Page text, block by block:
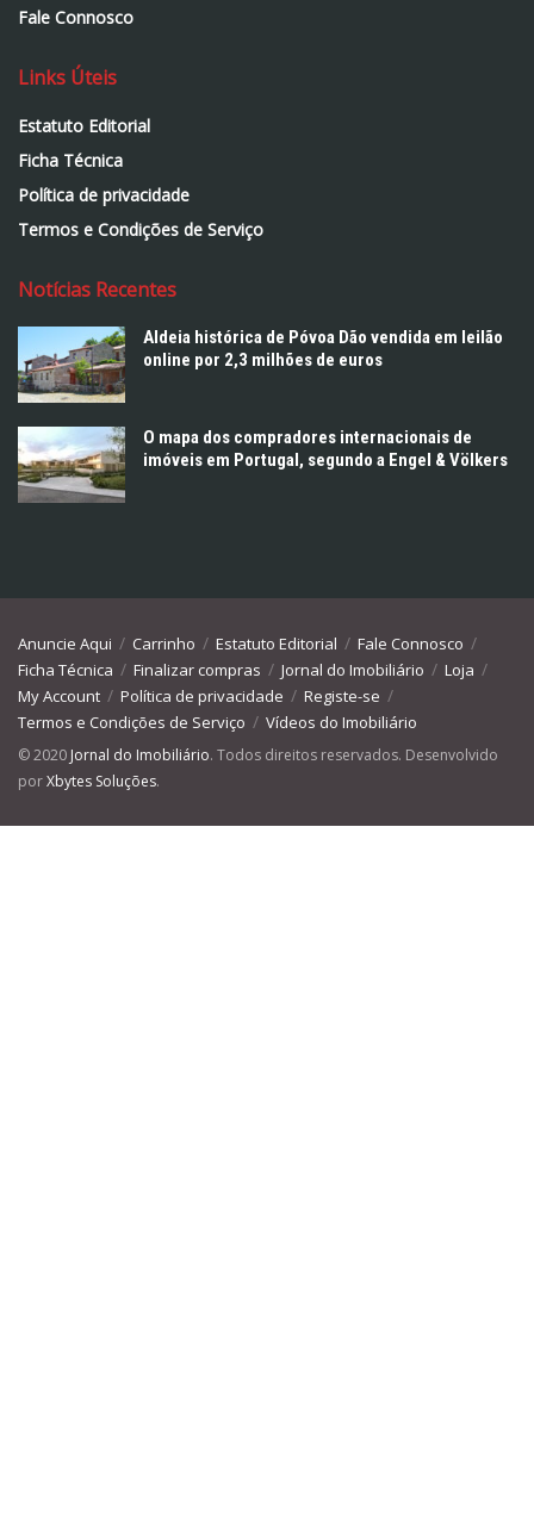
Fale Connosco
Links Úteis
Estatuto Editorial
Ficha Técnica
Política de privacidade
Termos e Condições de Serviço
Notícias Recentes
Aldeia histórica de Póvoa Dão vendida em leilão
online por 2,3 milhões de euros
O mapa dos compradores internacionais de
imóveis em Portugal, segundo a Engel & Völkers
Anuncie Aqui Carrinho Estatuto Editorial
Fale Connosco
Ficha Técnica
Finalizar compras Jornal do Imobiliário
Loja
My Account
Política de privacidade
Registe-se
Termos e Condições de Serviço
Vídeos do Imobiliário
© 2020 Jornal do Imobiliário. Todos direitos reservados. Desenvolvido
porXbytes Soluções.